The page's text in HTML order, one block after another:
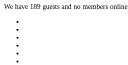
We have 189 guests and no members online